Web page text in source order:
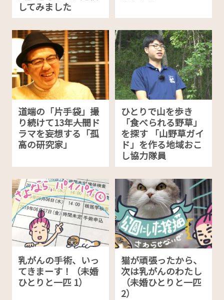
してみました
道端の「片手袋」撮
り続けて13年――人間ド
ラマを妄想する「孤
高の研究家」
ひとりで山を歩き
「食べられる野草」
を探す 「山野草ガイ
ド」を作る地域おこ
し協力隊員
乳がんの手術、いっ
てきまーす！（未婚
ひとりと一匹 1）
猫が頑張ったから、
次は乳がんのわたし
（未婚ひとりと一匹
2）